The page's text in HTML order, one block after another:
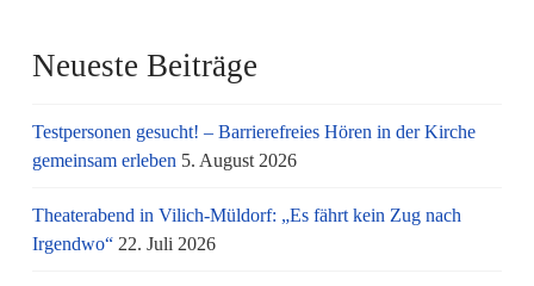
Neueste Beiträge
Testpersonen gesucht! – Barrierefreies Hören in der Kirche
gemeinsam erleben 5. August 2026
Theaterabend in Vilich-Müldorf: „Es fährt kein Zug nach
Irgendwo“ 22. Juli 2026